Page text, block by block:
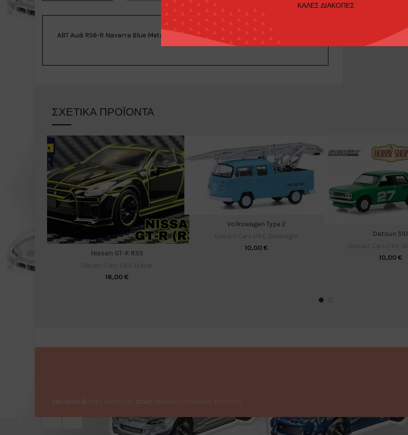
ΚΑΛΕΣ ΔΙΑΚΟΠΕΣ
ABT Audi RS6-R Navarra Blue Metallic
ΣΧΕΤΙΚΆ ΠΡΟΪΌΝΤΑ
Nissan GT-R R35
16,00€
Volkswagen Type 2
10,00€
Datsun 510
10,00€
DIECAST64 2022 CREATED BY GCWD . PREMIUM E-COMMERCE SOLUTIONS.